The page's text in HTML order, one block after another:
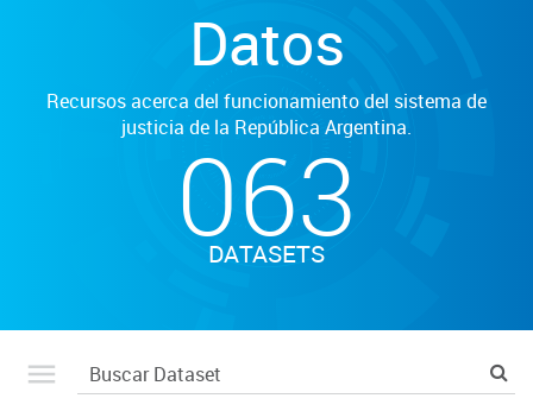
Datos
Recursos acerca del funcionamiento del sistema de
justicia de la República Argentina.
063
DATASETS